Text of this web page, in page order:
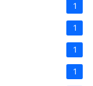
1
1
1
1